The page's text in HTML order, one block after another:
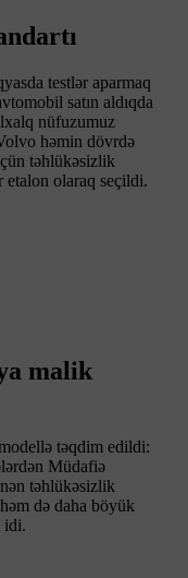
testlər aparmaq
satın aldıqda
nüfuzumuz
həmin dövrdə
təhlükəsizlik
etalon olaraq seçildi.
malik
təqdim edildi:
Müdafiə
təhlükəsizlik
də daha böyük
idi.